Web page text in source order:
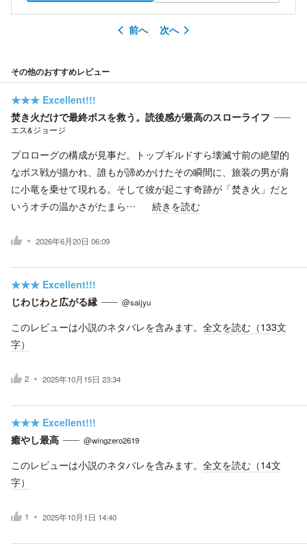
前へ 次へ
その他のおすすめレビュー
★★★ Excellent!!!
焚き火だけで最終ボスを救う。読後感が最高のスローライフ
エス&ジョージ
プロローグの構成が見事だ。トップギルドすら壊滅寸前の絶望的
なボス戦が描かれ、誰もが諦めかけたその瞬間に、旅装の男が肩
に小竜を乗せて現れる。そして彼が起こす奇跡が「焚き火」だと
いうオチの温かさがたまら…
続きを読む
2026年6月20日 06:09
★★★ Excellent!!!
じわじわと広がる縁
@saijyu
このレビューは小説のネタバレを含みます。 全文を読む（133文
字）
2 2025年10月15日 23:34
★★★ Excellent!!!
癒やし最高
@wingzero2619
このレビューは小説のネタバレを含みます。 全文を読む（14文
字）
1 2025年10月1日 14:40